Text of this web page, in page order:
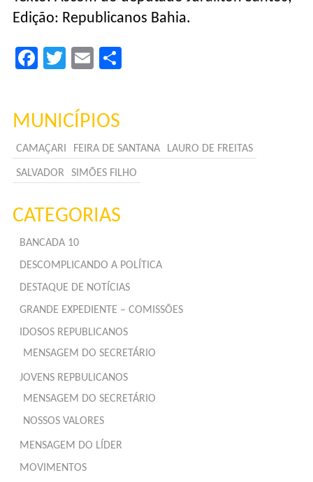
Edição: Republicanos Bahia.
Facebook
TwitterEmail
MUNICÍPIOS
CAMAÇARI FEIRA DE SANTANA LAURO DE FREITAS
SALVADOR SIMÕES FILHO
CATEGORIAS
BANCADA 10
DESCOMPLICANDO A POLÍTICA
DESTAQUE DE NOTÍCIAS
GRANDE EXPEDIENTE – COMISSÕES
IDOSOS REPUBLICANOS
MENSAGEM DO SECRETÁRIO
JOVENS REPBULICANOS
MENSAGEM DO SECRETÁRIO
NOSSOS VALORES
MENSAGEM DO LÍDER
MOVIMENTOS